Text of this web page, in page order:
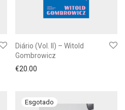
Diário (Vol. II) – Witold
Gombrowicz
€20.00